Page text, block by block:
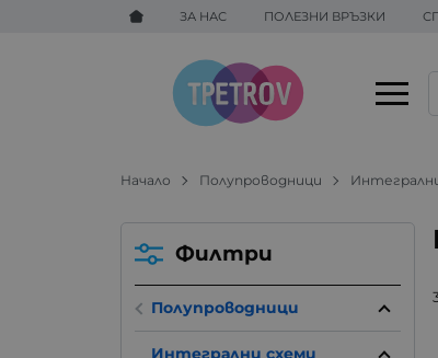
ЗА НАС ПОЛЕЗНИ ВРЪЗКИ
Начало Полупроводници
Филтри
Полупроводници
Интегрални схеми